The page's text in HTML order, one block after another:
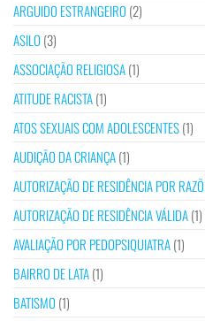
ARGUIDO ESTRANGEIRO (2)
ASILO (3)
ASSOCIAÇÃO RELIGIOSA(1)
ATITUDE RACISTA(1)
ATOS SEXUAIS COM ADOLESCENTES(1)
AUDIÇÃO DA CRIANÇA(1)
AUTORIZAÇÃO DE RESIDÊNCIA POR
AUTORIZAÇÃO DE RESIDÊNCIA VÁLIDA(1)
AVALIAÇÃO POR PEDOPSIQUIATRA(1)
BAIRRO DE LATA(1)
BATISMO (1)